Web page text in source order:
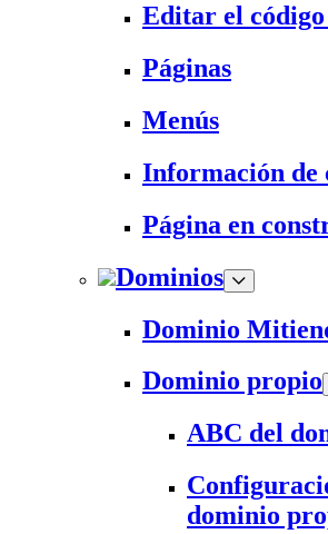
Editar el código
Páginas
Menús
Información de
Página en
Dominios
Dominio
Dominio propio
ABC del
dominio